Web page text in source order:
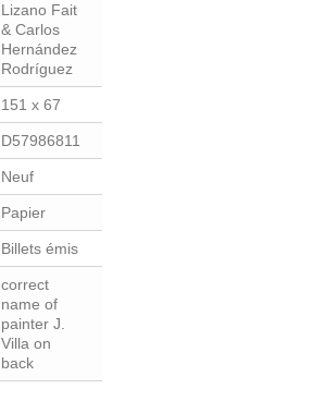
Lizano Fait
& Carlos
Hernández
Rodríguez
151 x 67
D57986811
Neuf
Papier
Billets émis
correct
name of
painter J.
Villa on
back